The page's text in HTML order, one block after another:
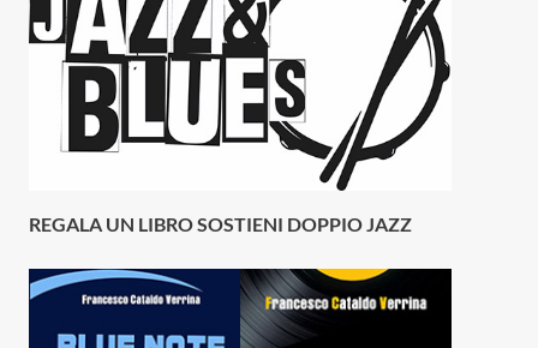
REGALA UN LIBRO SOSTIENI DOPPIO JAZZ